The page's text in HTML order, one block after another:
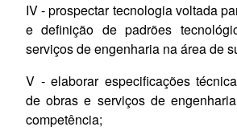
IV - prospectar tecnologia voltada
e definição de padrões
serviços de engenharia na área de
V - elaborar especificações
de obras e serviços de
competência;